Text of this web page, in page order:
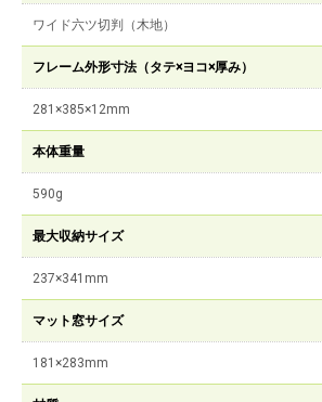
ワイド六ツ切判（木地）
フレーム外形寸法（タテ×ヨコ×厚み）
281×385×12mm
本体重量
590g
最大収納サイズ
237×341mm
マット窓サイズ
181×283mm